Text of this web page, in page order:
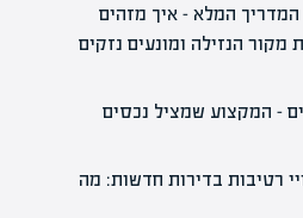
המדריך המלא – איך מזהים
מקור הנזילה ומונעים נזקים
– המקצוע שמציל נכסים
רטיבות בדירות חדשות: מה